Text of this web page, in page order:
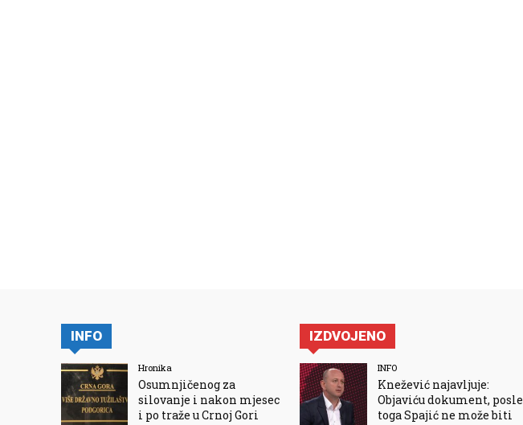
INFO
Hronika
Osumnjičenog za
silovanje i nakon mjesec
i po traže u Crnoj Gori
IZDVOJENO
INFO
Knežević najavljuje:
Objaviću dokument, posle
toga Spajić ne može biti